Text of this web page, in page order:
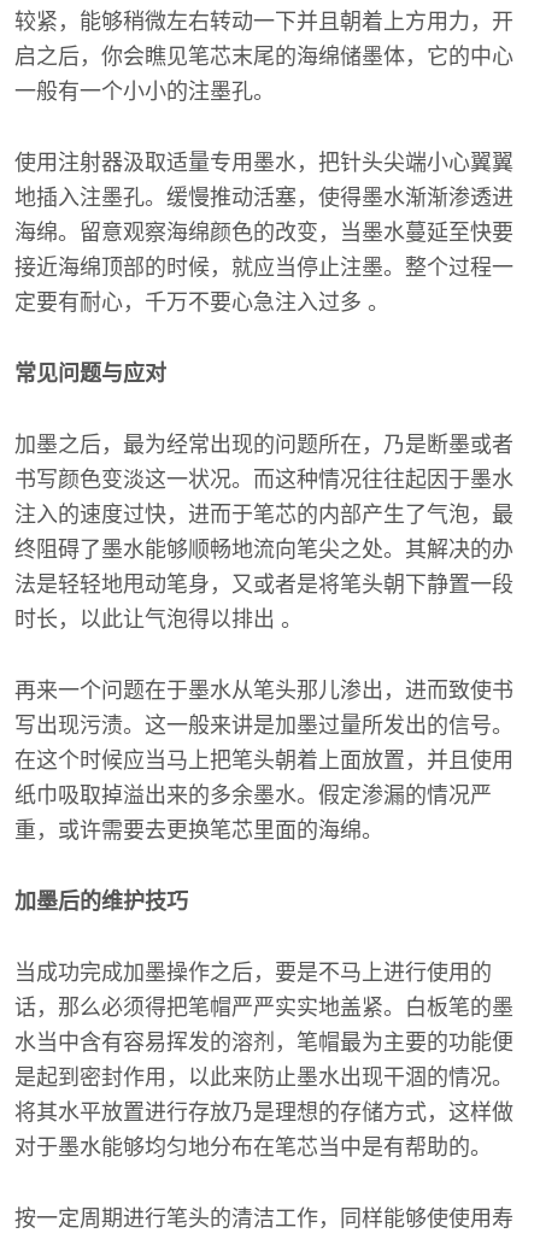
较紧，能够稍微左右转动一下并且朝着上方用力，开
启之后，你会瞧见笔芯末尾的海绵储墨体，它的中心
一般有一个小小的注墨孔。
使用注射器汲取适量专用墨水，把针头尖端小心翼翼
地插入注墨孔。缓慢推动活塞，使得墨水渐渐渗透进
海绵。留意观察海绵颜色的改变，当墨水蔓延至快要
接近海绵顶部的时候，就应当停止注墨。整个过程一
定要有耐心，千万不要心急注入过多 。
常见问题与应对
加墨之后，最为经常出现的问题所在，乃是断墨或者
书写颜色变淡这一状况。而这种情况往往起因于墨水
注入的速度过快，进而于笔芯的内部产生了气泡，最
终阻碍了墨水能够顺畅地流向笔尖之处。其解决的办
法是轻轻地甩动笔身，又或者是将笔头朝下静置一段
时长，以此让气泡得以排出 。
再来一个问题在于墨水从笔头那儿渗出，进而致使书
写出现污渍。这一般来讲是加墨过量所发出的信号。
在这个时候应当马上把笔头朝着上面放置，并且使用
纸巾吸取掉溢出来的多余墨水。假定渗漏的情况严
重，或许需要去更换笔芯里面的海绵。
加墨后的维护技巧
当成功完成加墨操作之后，要是不马上进行使用的
话，那么必须得把笔帽严严实实地盖紧。白板笔的墨
水当中含有容易挥发的溶剂，笔帽最为主要的功能便
是起到密封作用，以此来防止墨水出现干涸的情况。
将其水平放置进行存放乃是理想的存储方式，这样做
对于墨水能够均匀地分布在笔芯当中是有帮助的。
按一定周期进行笔头的清洁工作，同样能够使使用寿